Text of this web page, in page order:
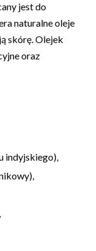
jest do
naturalne oleje
skórę. Olejek
oraz
indyjskiego),